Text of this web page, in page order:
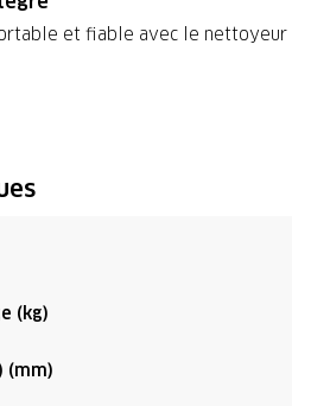
et fiable avec le nettoyeur
(kg)
(mm)